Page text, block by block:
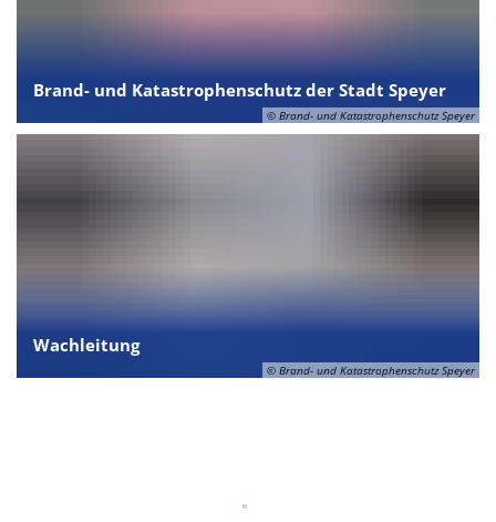
© Brand- und Katastrophenschutz Speyer
Brand- und Katastrophenschutz der Stadt Speyer
© Brand- und Katastrophenschutz Speyer
Wachleitung